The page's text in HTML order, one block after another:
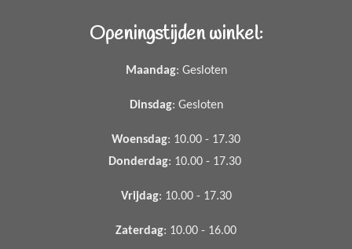
Openingstijden winkel:
Maandag: Gesloten
Dinsdag: Gesloten
Woensdag: 10.00 - 17.30
Donderdag: 10.00 - 17.30
Vrijdag: 10.00 - 17.30
Zaterdag: 10.00 - 16.00